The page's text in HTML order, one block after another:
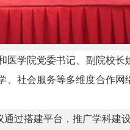
学院党委书记、副院校长
社会服务等多维度合作
搭建平台，推广学科建